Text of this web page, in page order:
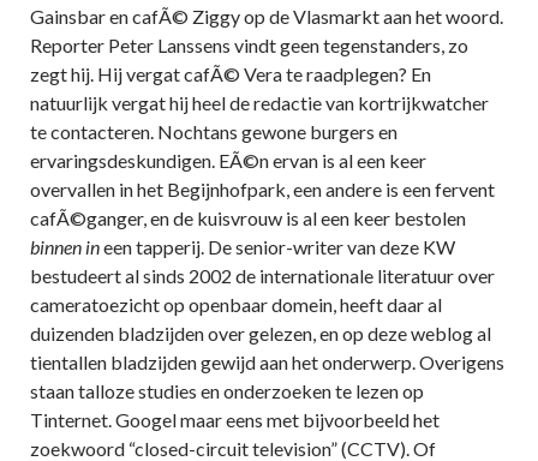
Gainsbar en cafÃ© Ziggy op de Vlasmarkt aan het woord.
Reporter Peter Lanssens vindt geen tegenstanders, zo
zegt hij. Hij vergat cafÃ© Vera te raadplegen? En
natuurlijk vergat hij heel de redactie van kortrijkwatcher
te contacteren. Nochtans gewone burgers en
ervaringsdeskundigen. EÃ©n ervan is al een keer
overvallen in het Begijnhofpark, een andere is een fervent
cafÃ©ganger, en de kuisvrouw is al een keer bestolen
binnen ineen tapperij. De senior-writer van deze KW
bestudeert al sinds 2002 de internationale literatuur over
cameratoezicht op openbaar domein, heeft daar al
duizenden bladzijden over gelezen, en op deze weblog al
tientallen bladzijden gewijd aan het onderwerp. Overigens
staan talloze studies en onderzoeken te lezen op
Tinternet. Googel maar eens met bijvoorbeeld het
zoekwoord “closed-circuit television” (CCTV). Of